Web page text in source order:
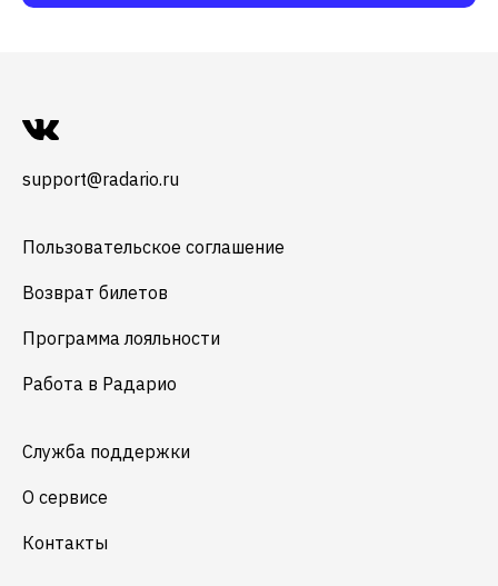
support@radario.ru
Пользовательское соглашение
Возврат билетов
Программа лояльности
Работа в Радарио
Служба поддержки
О сервисе
Контакты